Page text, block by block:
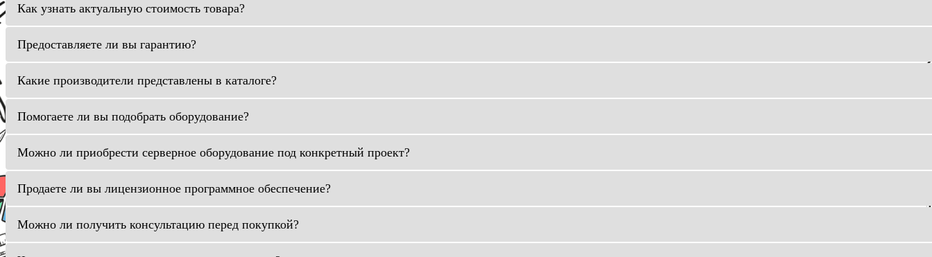
Как узнать актуальную стоимость товара?
Предоставляете ли вы гарантию?
Какие производители представлены в каталоге?
Помогаете ли вы подобрать оборудование?
Можно ли приобрести серверное оборудование под конкретный проект?
Продаете ли вы лицензионное программное обеспечение?
Можно ли получить консультацию перед покупкой?